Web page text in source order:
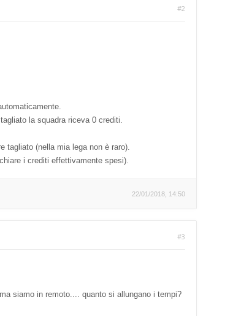
#2
la squadra riceva 0 crediti.
tagliato (nella mia lega non è raro).
i crediti effettivamente spesi).
22/01/2018, 14:50
#3
siamo in remoto.... quanto si allungano i tempi?